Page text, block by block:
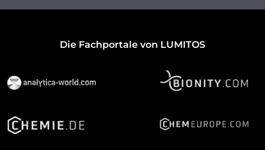
Die Fachportale von LUMITOS